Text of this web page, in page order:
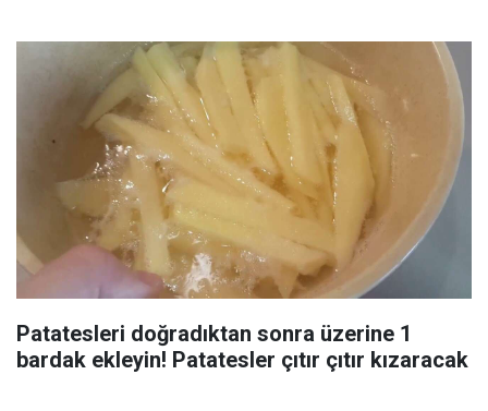
Patatesleri doğradıktan sonra üzerine 1
bardak ekleyin! Patatesler çıtır çıtır kızaracak